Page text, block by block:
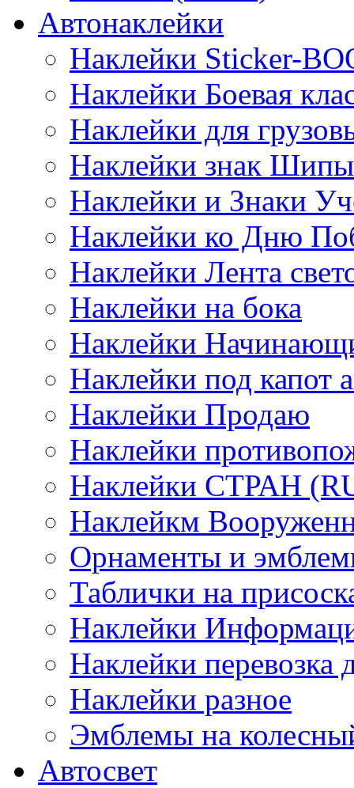
Автонаклейки
Наклейки Sticker-
Наклейки Боевая
Наклейки для
Наклейки знак Шипы
Наклейки и Знаки
Наклейки ко Дню
Наклейки Лента
Наклейки на бока
Наклейки
Наклейки под капот
Наклейки Продаю
Наклейки
Наклейки СТРАН
Наклейкм
Орнаменты и
Таблички на
Наклейки
Наклейки перевозка
Наклейки разное
Эмблемы на
Автосвет